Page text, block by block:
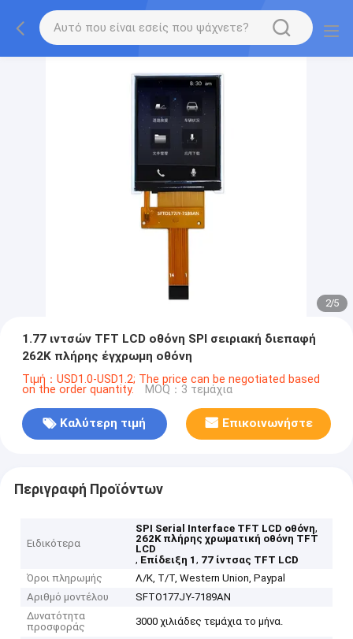
2/5
1.77 ιντσών TFT LCD οθόνη SPI σειριακή διεπαφή
262K πλήρης έγχρωμη οθόνη
Τιμή：USD1.0-USD1.2; The price can be negotiated based
on the order quantity. MOQ：3 τεμάχια
Καλύτερη τιμή Επικοινωνήστε
Περιγραφή Προϊόντων
Ειδικότερα
SPI Serial Interface TFT LCD οθόνη,
262K πλήρης χρωματική οθόνη TFT
LCD
, Επίδειξη 1, 77 ίντσας TFT LCD
Όροι πληρωμής
Λ/Κ, Τ/Τ, Western Union, Paypal
Αριθμό μοντέλου
SFTO177JY-7189AN
Δυνατότητα
προσφοράς
3000 χιλιάδες τεμάχια το μήνα.